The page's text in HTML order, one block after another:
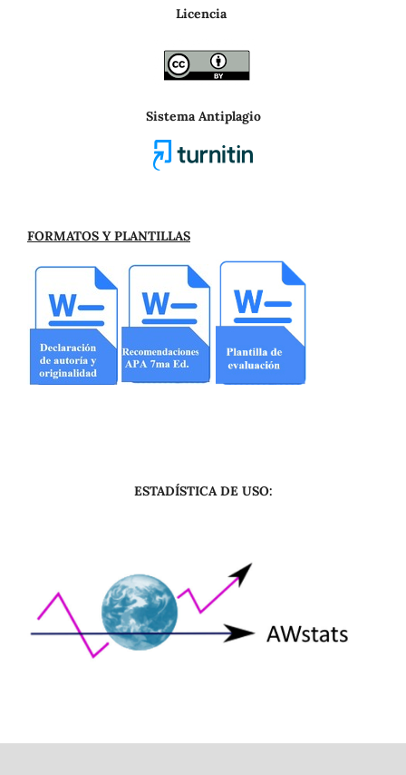
Licencia
Sistema Antiplagio
FORMATOS Y PLANTILLAS
ESTADÍSTICA DE USO: